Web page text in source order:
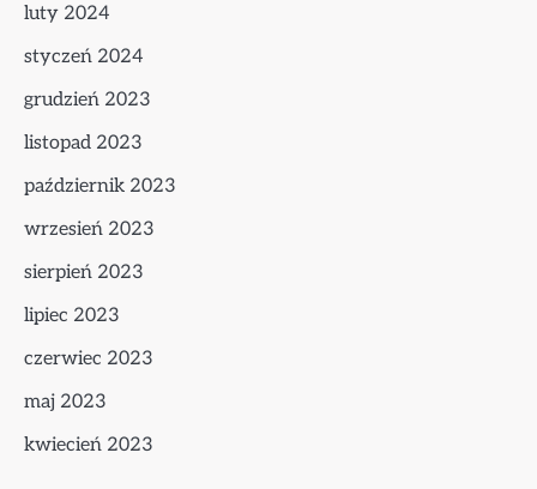
luty 2024
styczeń 2024
grudzień 2023
listopad 2023
październik 2023
wrzesień 2023
sierpień 2023
lipiec 2023
czerwiec 2023
maj 2023
kwiecień 2023